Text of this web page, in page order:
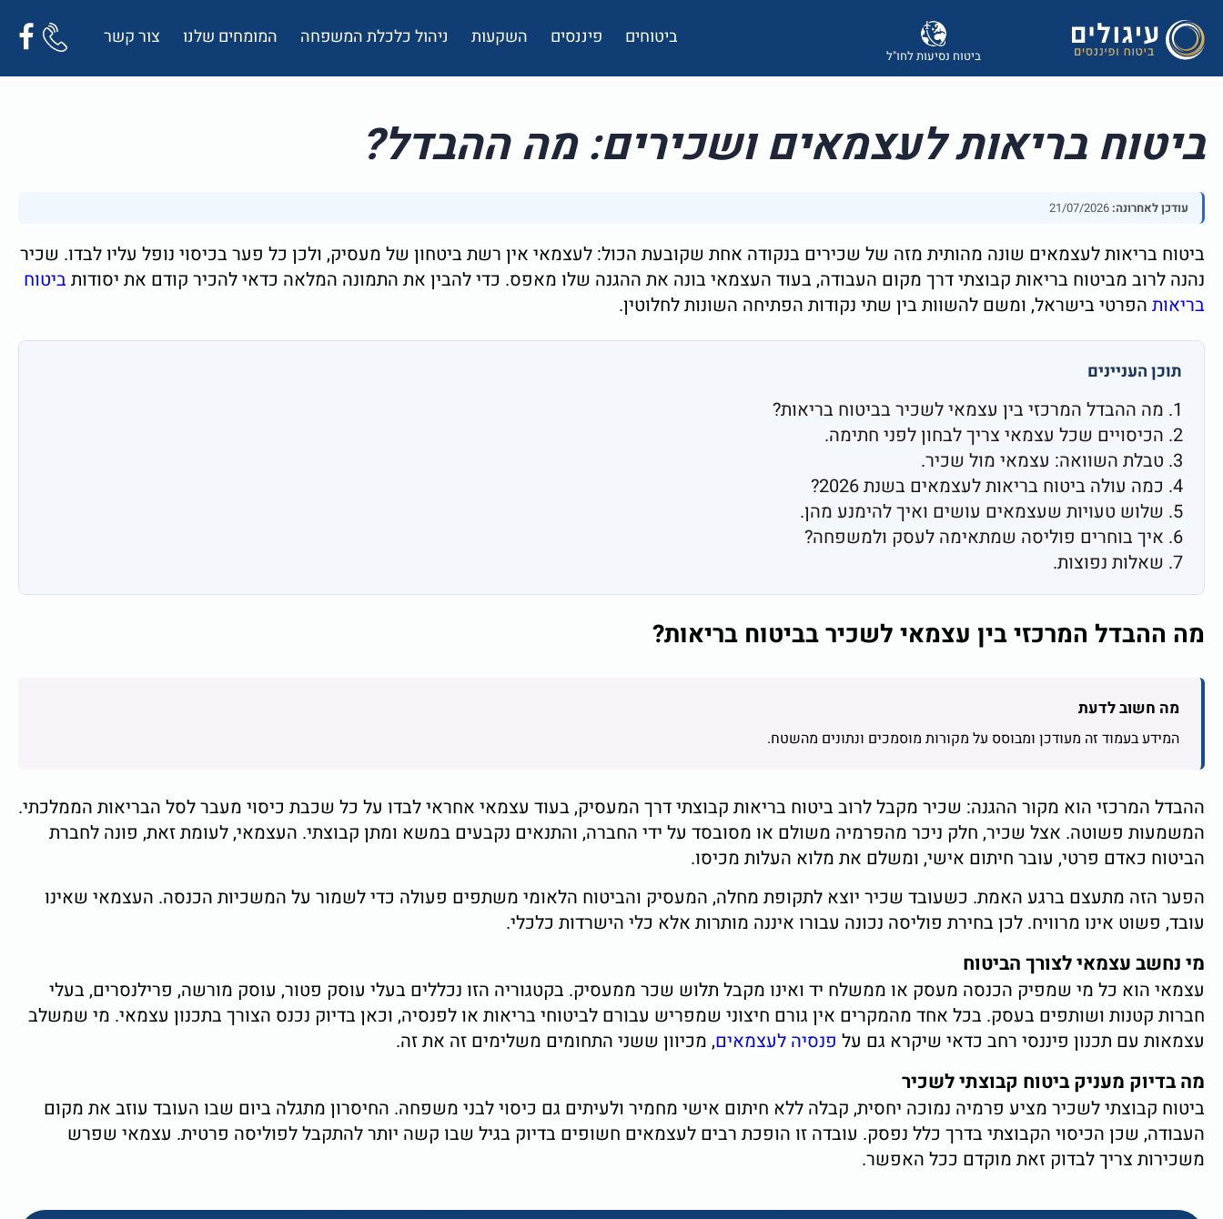
ביטוח נסיעות לחו"ל
ביטוחים פיננסים השקעות ניהול כלכלת המשפחה המומחים שלנו צור קשר
ביטוח בריאות לעצמאים ושכירים: מה ההבדל?
עודכן לאחרונה:
ביטוח בריאות לעצמאים שונה מהותית מזה של שכירים בנקודה אחת שקובעת הכול: לעצמאי אין רשת ביטחון של מעסיק, ולכן כל פער בכיסוי נופל עליו לבדו. שכיר
נהנה לרוב מביטוח בריאות קבוצתי דרך מקום העבודה, בעוד העצמאי בונה את ההגנה שלו מאפס. כדי להבין את התמונה המלאה כדאי להכיר קודם את יסודות ביטוח
בריאות הפרטי בישראל, ומשם להשוות בין שתי נקודות הפתיחה השונות לחלוטין.
תוכן העניינים
מה ההבדל המרכזי בין עצמאי לשכיר בביטוח בריאות?
הכיסויים שכל עצמאי צריך לבחון לפני חתימה.
טבלת השוואה: עצמאי מול שכיר.
כמה עולה ביטוח בריאות לעצמאים בשנת 2026?
שלוש טעויות שעצמאים עושים ואיך להימנע מהן.
איך בוחרים פוליסה שמתאימה לעסק ולמשפחה?
שאלות נפוצות.
מה ההבדל המרכזי בין עצמאי לשכיר בביטוח בריאות?
מה חשוב לדעת
המידע בעמוד זה מעודכן ומבוסס על מקורות מוסמכים ונתונים מהשטח.
ההבדל המרכזי הוא מקור ההגנה: שכיר מקבל לרוב ביטוח בריאות קבוצתי דרך המעסיק, בעוד עצמאי אחראי לבדו על כל שכבת כיסוי מעבר לסל הבריאות הממלכתי.
המשמעות פשוטה. אצל שכיר, חלק ניכר מהפרמיה משולם או מסובסד על ידי החברה, והתנאים נקבעים במשא ומתן קבוצתי. העצמאי, לעומת זאת, פונה לחברת
הביטוח כאדם פרטי, עובר חיתום אישי, ומשלם את מלוא העלות מכיסו.
הפער הזה מתעצם ברגע האמת. כשעובד שכיר יוצא לתקופת מחלה, המעסיק והביטוח הלאומי משתפים פעולה כדי לשמור על המשכיות הכנסה. העצמאי שאינו
עובד, פשוט אינו מרוויח. לכן בחירת פוליסה נכונה עבורו איננה מותרות אלא כלי הישרדות כלכלי.
מי נחשב עצמאי לצורך הביטוח
עצמאי הוא כל מי שמפיק הכנסה מעסק או ממשלח יד ואינו מקבל תלוש שכר ממעסיק. בקטגוריה הזו נכללים בעלי עוסק פטור, עוסק מורשה, פרילנסרים, בעלי
חברות קטנות ושותפים בעסק. בכל אחד מהמקרים אין גורם חיצוני שמפריש עבורם לביטוחי בריאות או לפנסיה, וכאן בדיוק נכנס הצורך בתכנון עצמאי. מי שמשלב
עצמאות עם תכנון פיננסי רחב כדאי שיקרא גם על פנסיה לעצמאים, מכיוון ששני התחומים משלימים זה את זה.
מה בדיוק מעניק ביטוח קבוצתי לשכיר
ביטוח קבוצתי לשכיר מציע פרמיה נמוכה יחסית, קבלה ללא חיתום אישי מחמיר ולעיתים גם כיסוי לבני משפחה. החיסרון מתגלה ביום שבו העובד עוזב את מקום
העבודה, שכן הכיסוי הקבוצתי בדרך כלל נפסק. עובדה זו הופכת רבים לעצמאים חשופים בדיוק בגיל שבו קשה יותר להתקבל לפוליסה פרטית. עצמאי שפרש
משכירות צריך לבדוק זאת מוקדם ככל האפשר.